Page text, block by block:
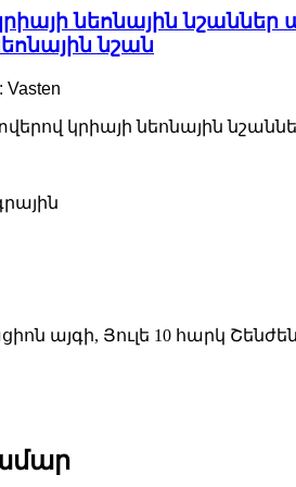
նեոնային
նշան
կրիայի նեոնային
այգի, Յուլե 10 հարկ